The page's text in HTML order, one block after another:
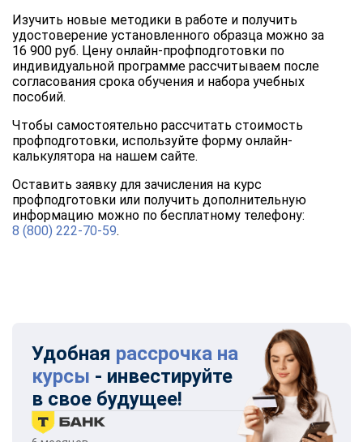
Изучить новые методики в работе и получить
удостоверение установленного образца можно за
16 900 руб. Цену онлайн-профподготовки по
индивидуальной программе рассчитываем после
согласования срока обучения и набора учебных
пособий.
Чтобы самостоятельно рассчитать стоимость
профподготовки, используйте форму онлайн-
калькулятора на нашем сайте.
Оставить заявку для зачисления на курс
профподготовки или получить дополнительную
информацию можно по бесплатному телефону:
8 (800) 222-70-59.
Удобная рассрочка на
курсы - инвестируйте
в свое будущее!